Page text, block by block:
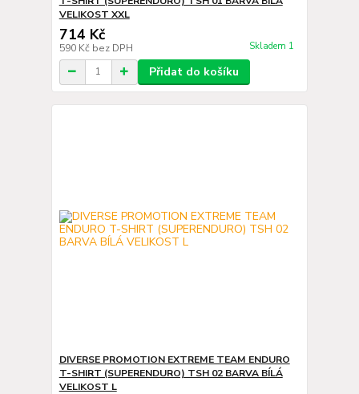
VELIKOST XXL
714 Kč
590 Kč bez DPH Skladem 1
Přidat do košíku
DIVERSE PROMOTION EXTREME TEAM ENDURO
T-SHIRT (SUPERENDURO) TSH 02 BARVA BÍLÁ
VELIKOST L